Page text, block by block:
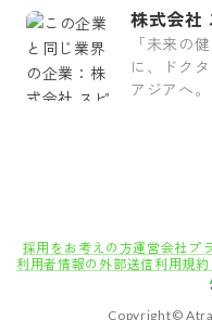
株式会社
「未来の
に、ドク
アジアへ。
採用をお考えの方運営会社 プ
利用者情報の外部送信利用規約
Copyright©